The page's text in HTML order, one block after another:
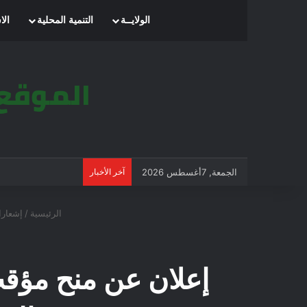
الرئيسيةالولايــة التنمية المحلية
الجمعة, 7أغسطس 2026 آخر الأخبار
الرئيسية /
إعلان عن منح